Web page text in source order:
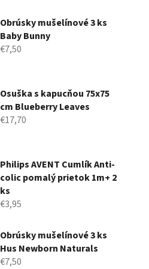
Obrúsky mušelínové 3 ks
Baby Bunny
€7,50
Osuška s kapucňou 75x75
cm Blueberry Leaves
€17,70
Philips AVENT Cumlík Anti-
colic pomalý prietok 1m+ 2
ks
€3,95
Obrúsky mušelínové 3 ks
Hus Newborn Naturals
€7,50